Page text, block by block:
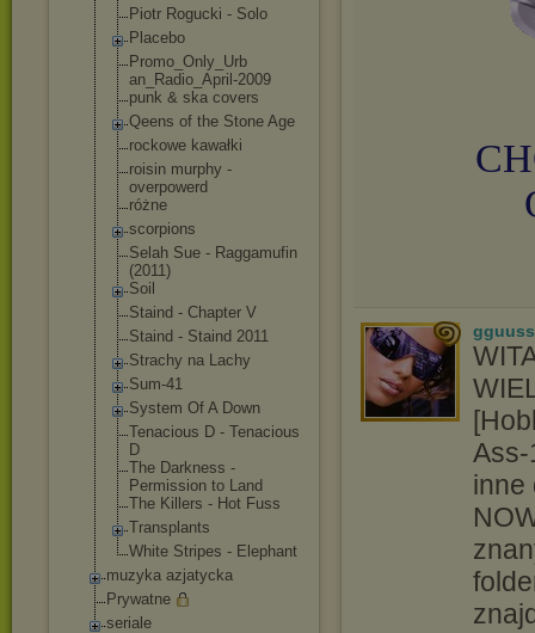
Piotr Rogucki - Solo
Placebo
Promo_Only_Urb
an_Radio_April -2009
punk & ska covers
Qeens of the Stone Age
rockowe kawałki
roisin murphy -
overpowerd
różne
scorpions
Selah Sue - Raggamufin
(2011)
Soil
Staind - Chapter V
Staind - Staind 2011
Strachy na Lachy
Sum-41
System Of A Down
Tenacious D - Tenacious
D
The Darkness -
Permission to Land
The Killers - Hot Fuss
Transplants
White Stripes - Elephant
muzyka azjatycka
Prywatne
seriale
Ass-
inne